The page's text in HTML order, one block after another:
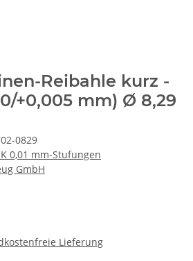
Reibahle kurz -
+0,005 mm) Ø 8,29
0829
0,01 mm-Stufungen
GmbH
Lieferung